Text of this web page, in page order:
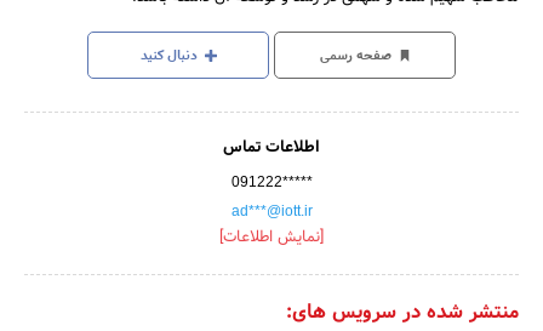
صفحه رسمی دنبال کنید
اطلاعات تماس
091222*****
ad***@iott.ir
[نمایش اطلاعات]
منتشر شده در سرویس های: